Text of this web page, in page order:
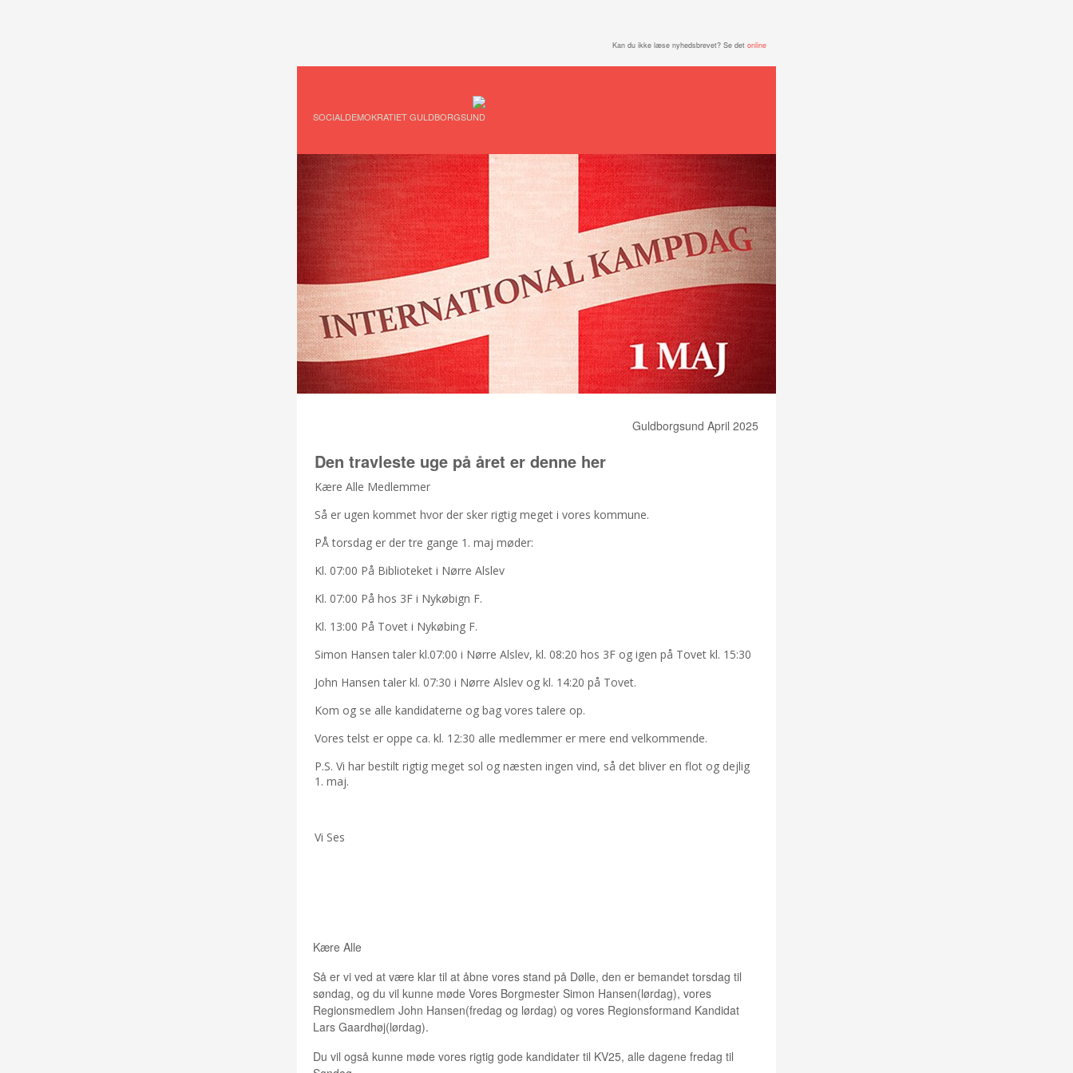
Kan du ikke læse nyhedsbrevet? Se det online
SOCIALDEMOKRATIET GULDBORGSUND
Guldborgsund April 2025
Den travleste uge på året er denne her
Kære Alle Medlemmer
Så er ugen kommet hvor der sker rigtig meget i vores kommune.
PÅ torsdag er der tre gange 1. maj møder:
Kl. 07:00 På Biblioteket i Nørre Alslev
Kl. 07:00 På hos 3F i Nykøbign F.
Kl. 13:00 På Tovet i Nykøbing F.
Simon Hansen taler kl.07:00 i Nørre Alslev, kl. 08:20 hos 3F og igen på Tovet kl. 15:30
John Hansen taler kl. 07:30 i Nørre Alslev og kl. 14:20 på Tovet.
Kom og se alle kandidaterne og bag vores talere op.
Vores telst er oppe ca. kl. 12:30 alle medlemmer er mere end velkommende.
P.S. Vi har bestilt rigtig meget sol og næsten ingen vind, så det bliver en flot og dejlig
1. maj.
Vi Ses
Kære Alle
Så er vi ved at være klar til at åbne vores stand på Dølle, den er bemandet torsdag til
søndag, og du vil kunne møde Vores Borgmester Simon Hansen(lørdag), vores
Regionsmedlem John Hansen(fredag og lørdag) og vores Regionsformand Kandidat
Lars Gaardhøj(lørdag).
Du vil også kunne møde vores rigtig gode kandidater til KV25, alle dagene fredag til